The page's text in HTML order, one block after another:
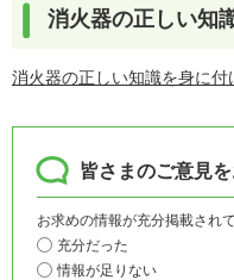
消火器の正しい知
消火器の正しい知識を身に付
皆さまのご意見
お求めの情報が充分掲載され
充分だった
情報が足りない